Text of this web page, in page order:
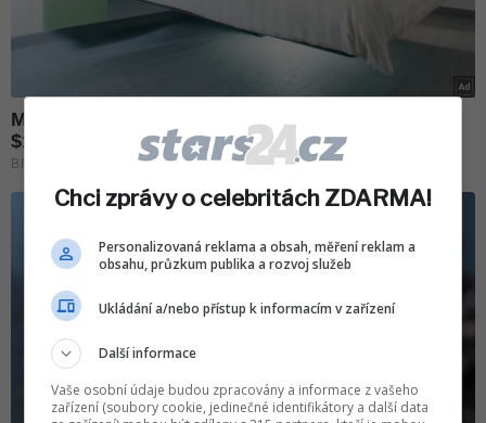
Chci zprávy o celebritách ZDARMA!
Personalizovaná reklama a obsah, měření reklam a
obsahu, průzkum publika a rozvoj služeb
Ukládání a/nebo přístup k informacím v zařízení
Další informace
Vaše osobní údaje budou zpracovány a informace z vašeho
zařízení (soubory cookie, jedinečné identifikátory a další data